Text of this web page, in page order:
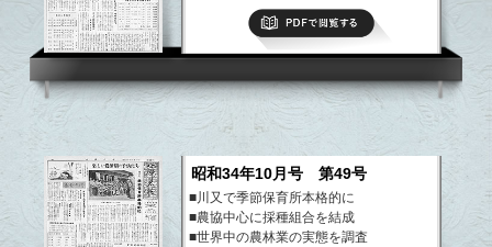
■明るい見とおしの果樹栽培 栗と柿の振
興協議会が誕生
昭和34年10月号 第49号
■川又で季節保育所本格的に
■農協中心に採種組合を結成
■世界中の農林業の実態を調査